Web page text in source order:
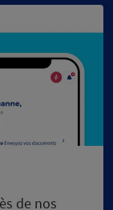
de nos